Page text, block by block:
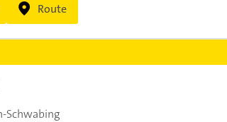
Route
Schwabing